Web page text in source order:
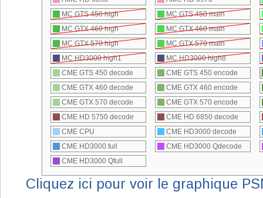
Cliquez ici pour voir le graphique